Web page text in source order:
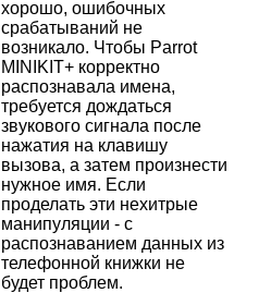
хорошо, ошибочных
срабатываний не
возникало. Чтобы Parrot
MINIKIT+ корректно
распознавала имена,
требуется дождаться
звукового сигнала после
нажатия на клавишу
вызова, а затем произнести
нужное имя. Если
проделать эти нехитрые
манипуляции - с
распознаванием данных из
телефонной книжки не
будет проблем.